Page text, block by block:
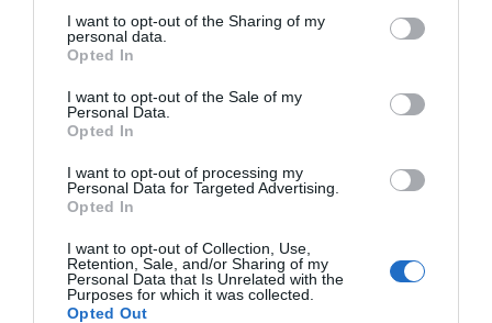
not limited to your visit or usage behaviour. You may click to
grant or deny consent to Google and its third-party tags to
use your data for below specified purposes in below Google
consent section.
I want to opt-out of the Sharing of my
personal data.
Opted In
I want to opt-out of the Sale of my
Personal Data.
Opted In
I want to opt-out of processing my
Personal Data for Targeted Advertising.
Opted In
I want to opt-out of Collection, Use,
Retention, Sale, and/or Sharing of my
Personal Data that Is Unrelated with the
Purposes for which it was collected.
Opted Out
Megosztás: Facebook Twitter Pinterest